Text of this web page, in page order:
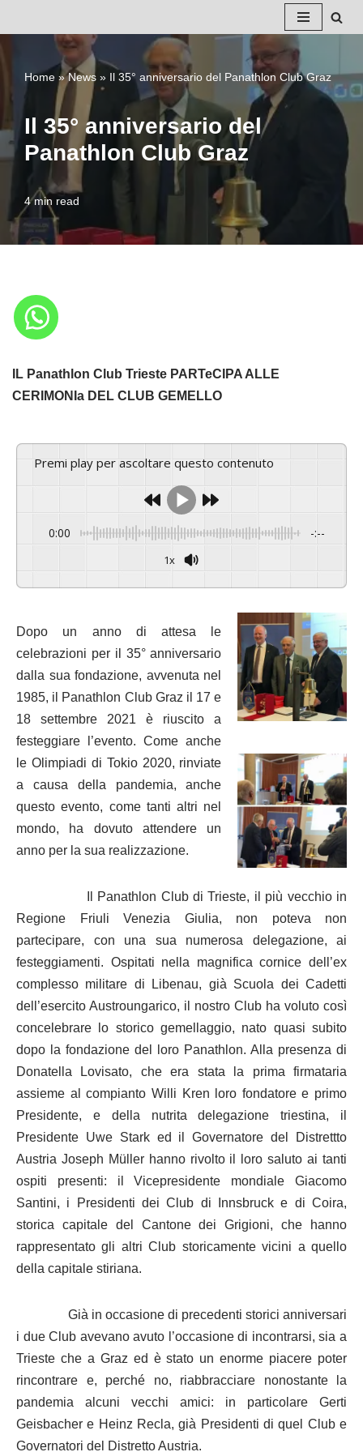
contenuto
Home »News » Il 35° anniversario del Panathlon Club Graz
Il 35° anniversario del
Panathlon Club Graz
4 min read
IL Panathlon Club Trieste PARTeCIPA ALLE
CERIMONIa DEL CLUB GEMELLO
Premi play per ascoltare questo contenuto
0:00 -:--
1x
Dopo un anno di attesa le
celebrazioni per il 35° anniversario
dalla sua fondazione, avvenuta nel
1985, il Panathlon Club Graz il 17 e
18 settembre 2021 è riuscito a
festeggiare l’evento. Come anche
le Olimpiadi di Tokio 2020, rinviate
a causa della pandemia, anche
questo evento, come tanti altri nel
mondo, ha dovuto attendere un
anno per la sua realizzazione.
Il Panathlon Club di Trieste, il più vecchio in
Regione Friuli Venezia Giulia, non poteva non
partecipare, con una sua numerosa delegazione, ai
festeggiamenti. Ospitati nella magnifica cornice dell’ex
complesso militare di Libenau, già Scuola dei Cadetti
dell’esercito Austroungarico, il nostro Club ha voluto così
concelebrare lo storico gemellaggio, nato quasi subito
dopo la fondazione del loro Panathlon. Alla presenza di
Donatella Lovisato, che era stata la prima firmataria
assieme al compianto Willi Kren loro fondatore e primo
Presidente, e della nutrita delegazione triestina, il
Presidente Uwe Stark ed il Governatore del Distrettto
Austria Joseph Müller hanno rivolto il loro saluto ai tanti
ospiti presenti: il Vicepresidente mondiale Giacomo
Santini, i Presidenti dei Club di Innsbruck e di Coira,
storica capitale del Cantone dei Grigioni, che hanno
rappresentato gli altri Club storicamente vicini a quello
della capitale stiriana.
Già in occasione di precedenti storici anniversari
i due Club avevano avuto l’occasione di incontrarsi, sia a
Trieste che a Graz ed è stato un enorme piacere poter
rincontrare e, perché no, riabbracciare nonostante la
pandemia alcuni vecchi amici: in particolare Gerti
Geisbacher e Heinz Recla, già Presidenti di quel Club e
Governatori del Distretto Austria.